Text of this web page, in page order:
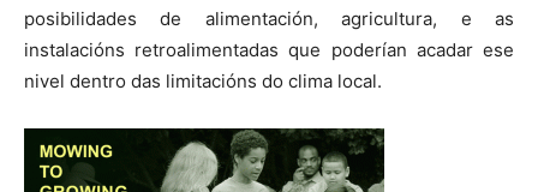
posibilidades de alimentación, agricultura, e as
instalacións retroalimentadas que poderían acadar ese
nivel dentro das limitacións do clima local.